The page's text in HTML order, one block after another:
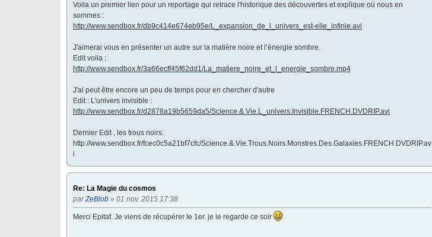
Voila un premier lien pour un reportage qui retrace l'historique des découvertes et explique où nous en
sommes :
http://www.sendbox.fr/db9c414e674eb95e/L_expansion_de_l_univers_est-elle_infinie.avi
J'aimerai vous en présenter un autre sur la matière noire et l’énergie sombre.
Edit voila :
http://www.sendbox.fr/3a66ecff45f62dd1/La_matiere_noire_et_l_energie_sombre.mp4
J'ai peut être encore un peu de temps pour en chercher d'autre
Edit : L'univers invisible :
http://www.sendbox.fr/d2878a19b5659da5/Science.&.Vie.L_univers.Invisible.FRENCH.DVDRIP.avi
Dernier Edit , les trous noirs:
http://www.sendbox.fr/fcec0c5a21bf7cfc/Science.&.Vie.Trous.Noirs.Monstres.Des.Galaxies.FRENCH.DVDRIP.av
i
Re: La Magie du cosmos
parZeBlob » 01 nov. 2015 17:38
Merci Epitaf. Je viens de récupérer le 1er. je le regarde ce soir